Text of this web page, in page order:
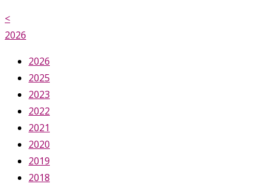
<
2026
2026
2025
2023
2022
2021
2020
2019
2018